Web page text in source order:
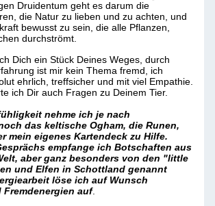
Druidentum geht es darum die
die Natur zu lieben und zu achten, und
bewusst zu sein, die alle Pflanzen,
durchströmt.
Dich ein Stück Deines Weges, durch
ist mir kein Thema fremd, ich
ehrlich, treffsicher und mit viel Empathie.
ich Dir auch Fragen zu Deinem Tier.
nehme ich je nach
das keltische Ogham, die Runen,
mein eigenes Kartendeck zu Hilfe.
empfange ich Botschaften aus
aber ganz besonders von den "little
und Elfen in Schottland genannt
löse ich auf Wunsch
auf.